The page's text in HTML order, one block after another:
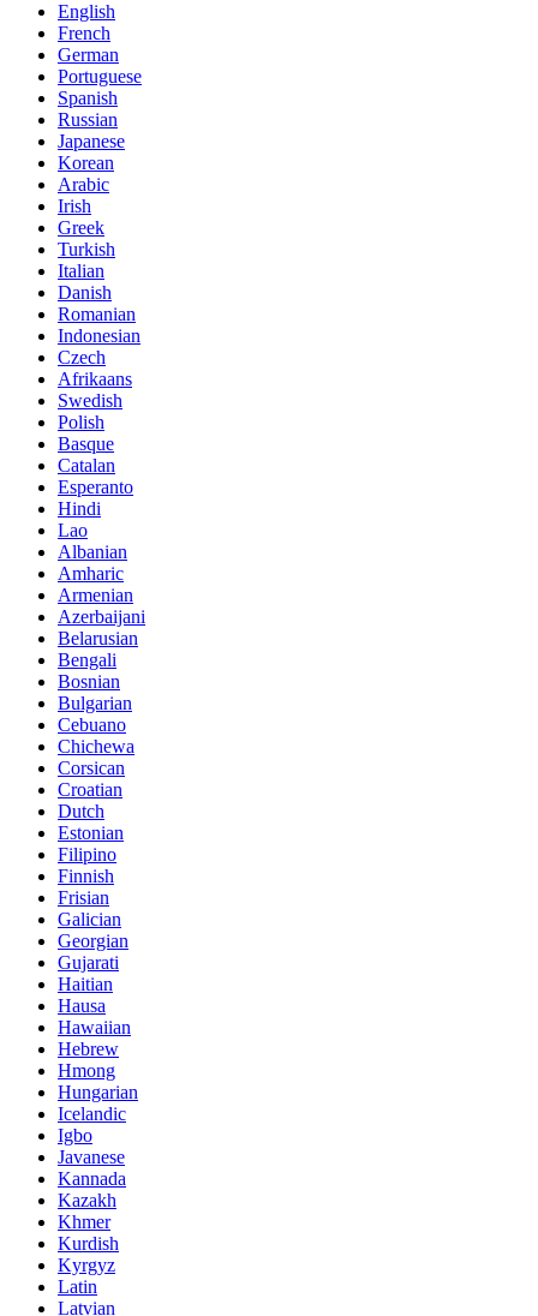
English
French
German
Portuguese
Spanish
Russian
Japanese
Korean
Arabic
Irish
Greek
Turkish
Italian
Danish
Romanian
Indonesian
Czech
Afrikaans
Swedish
Polish
Basque
Catalan
Esperanto
Hindi
Lao
Albanian
Amharic
Armenian
Azerbaijani
Belarusian
Bengali
Bosnian
Bulgarian
Cebuano
Chichewa
Corsican
Croatian
Dutch
Estonian
Filipino
Finnish
Frisian
Galician
Georgian
Gujarati
Haitian
Hausa
Hawaiian
Hebrew
Hmong
Hungarian
Icelandic
Igbo
Javanese
Kannada
Kazakh
Khmer
Kurdish
Kyrgyz
Latin
Latvian